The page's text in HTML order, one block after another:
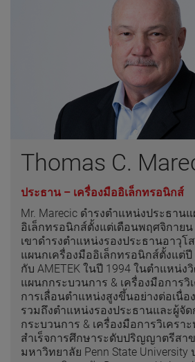
Thomas C.
ประธาน – เครื่องมืออิเล็กทรอนิกส์
Mr. Marecic ดำรงตำแหน่งประธาน
อิเล็กทรอนิกส์ตั้งแต่เดือนพฤศจิกาย
เขาดำรงตำแหน่งรองประธานอาวุโ
แผนกเครื่องมืออิเล็กทรอนิกส์ตั้งแต่ปี
กับ AMETEK ในปี 1994 ในตำแหน่
แผนกกระบวนการ & เครื่องมือการวิ
การเลื่อนตำแหน่งสูงขึ้นอย่างต่อเนื่อ
รวมถึงตำแหน่งรองประธานและผู้จั
กระบวนการ & เครื่องมือการวิเครา
สำเร็จการศึกษาระดับปริญญาตรีสา
มหาวิทยาลัย Penn State